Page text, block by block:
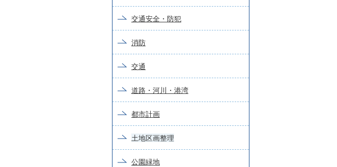
交通安全・防犯
消防
交通
道路・河川・港湾
都市計画
土地区画整理
公園緑地